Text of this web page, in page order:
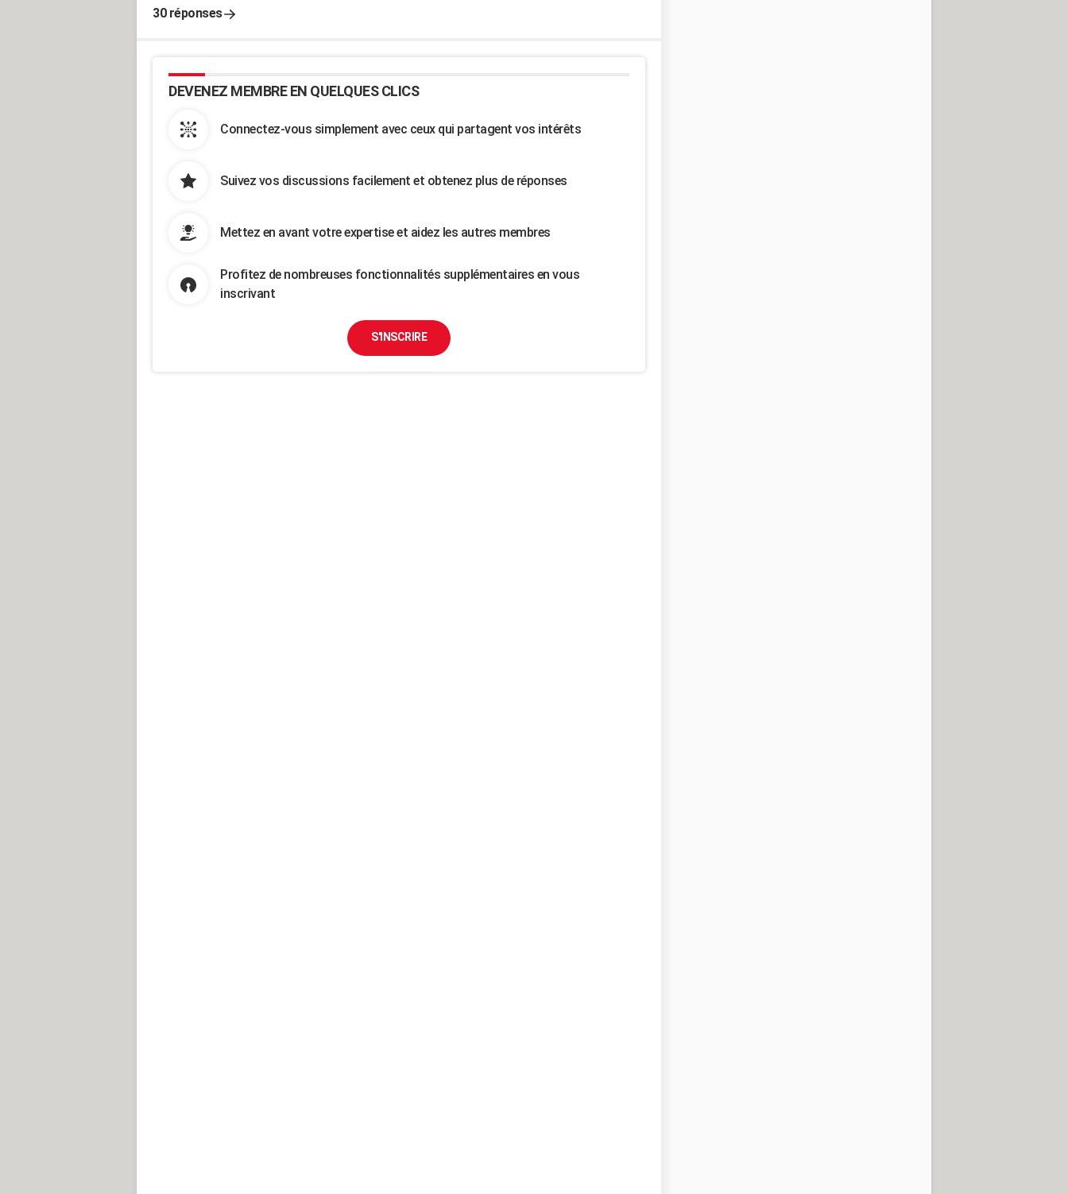
30 réponses
DEVENEZ MEMBRE EN QUELQUES CLICS
Connectez-vous simplement avec ceux qui partagent vos intérêts
Suivez vos discussions facilement et obtenez plus de réponses
Mettez en avant votre expertise et aidez les autres membres
Profitez de nombreuses fonctionnalités supplémentaires en vous
inscrivant
S'INSCRIRE